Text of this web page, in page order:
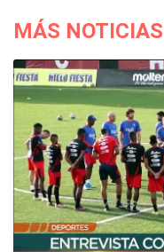
MÁS NOTICIAS